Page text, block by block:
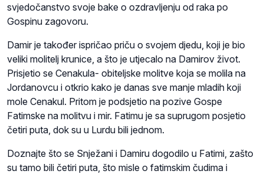
svjedočanstvo svoje bake o ozdravljenju od raka po
Gospinu zagovoru.
Damir je također ispričao priču o svojem djedu, koji je bio
veliki molitelj krunice, a što je utjecalo na Damirov život.
Prisjetio se Cenakula- obiteljske molitve koja se molila na
Jordanovcu i otkrio kako je danas sve manje mladih koji
mole Cenakul. Pritom je podsjetio na pozive Gospe
Fatimske na molitvu i mir. Fatimu je sa suprugom posjetio
četiri puta, dok su u Lurdu bili jednom.
Doznajte što se Snježani i Damiru dogodilo u Fatimi, zašto
su tamo bili četiri puta, što misle o fatimskim čudima i